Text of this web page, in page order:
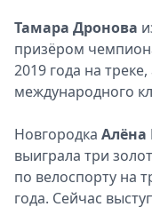
Тамара Дронова
призёром
2019 года на
международного
Новгородка Алёна
выиграла три
по велоспорту на
года. Сейчас